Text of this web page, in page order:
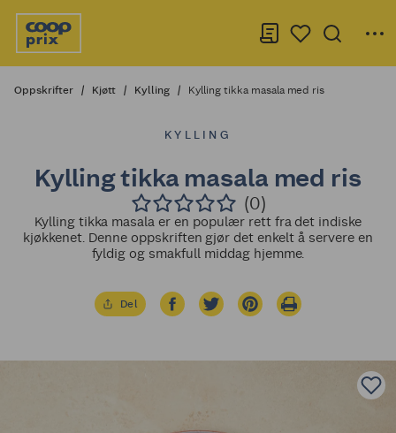
Oppskrifter Kjøtt Kylling Kylling tikka masala med ris
KYLLING
Kylling tikka masala med ris
(0)
Kylling tikka masala er en populær rett fra det indiske
kjøkkenet. Denne oppskriften gjør det enkelt å servere en
fyldig og smakfull middag hjemme.
Del